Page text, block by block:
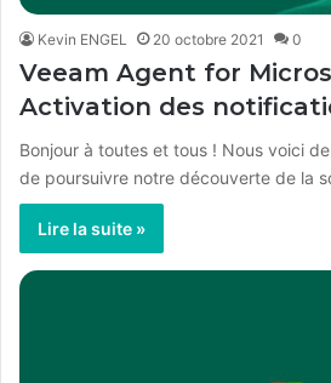
Kevin ENGEL 20 octobre 2021 0
Veeam Agent for
Activation des
Bonjour à toutes et tous ! Nous voici
de poursuivre notre découverte de la
Lire la suite »